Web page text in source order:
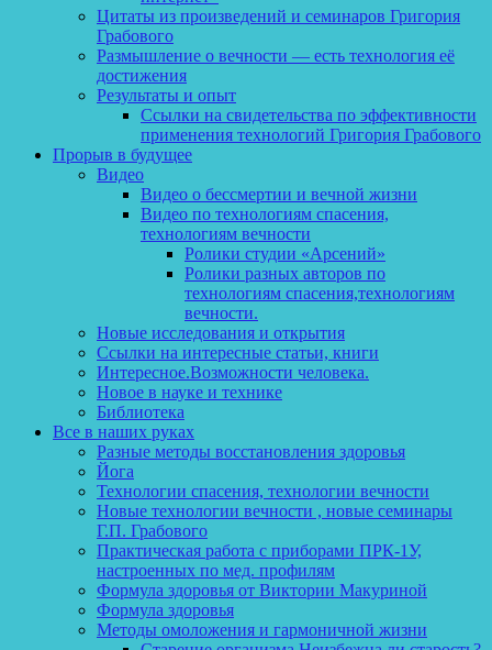
Цитаты из произведений и семинаров Григория
Грабового
Размышление о вечности — есть технология её
достижения
Результаты и опыт
Ссылки на свидетельства по эффективности
применения технологий Григория Грабового
Прорыв в будущее
Видео
Видео о бессмертии и вечной жизни
Видео по технологиям спасения,
технологиям вечности
Ролики студии «Арсений»
Ролики разных авторов по
технологиям спасения,технологиям
вечности.
Новые исследования и открытия
Ссылки на интересные статьи, книги
Интересное.Возможности человека.
Новое в науке и технике
Библиотека
Все в наших руках
Разные методы восстановления здоровья
Йога
Технологии спасения, технологии вечности
Новые технологии вечности , новые семинары
Г.П. Грабового
Практическая работа с приборами ПРК-1У,
настроенных по мед. профилям
Формула здоровья от Виктории Макуриной
Формула здоровья
Методы омоложения и гармоничной жизни